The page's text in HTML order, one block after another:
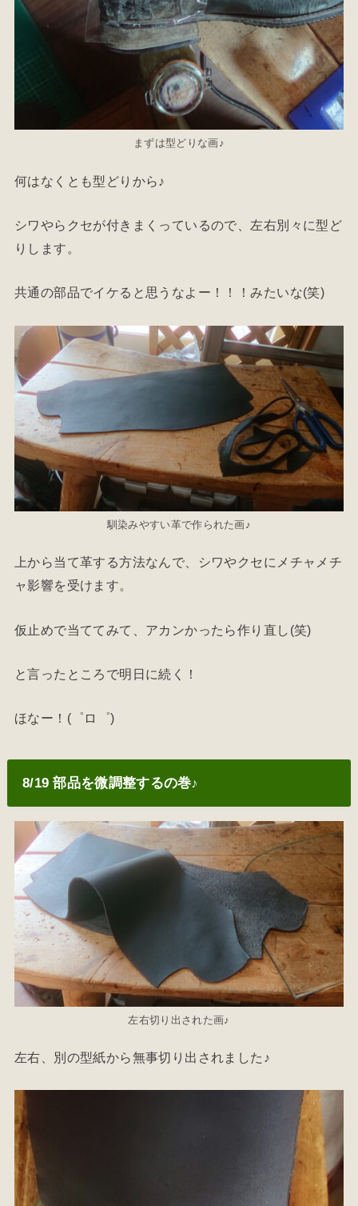
まずは型どりな画♪
何はなくとも型どりから♪
シワやらクセが付きまくっているので、左右別々に型ど
りします。
共通の部品でイケると思うなよー！！！みたいな(笑)
馴染みやすい革で作られた画♪
上から当て革する方法なんで、シワやクセにメチャメチ
ャ影響を受けます。
仮止めで当ててみて、アカンかったら作り直し(笑)
と言ったところで明日に続く！
ほなー！(゜ロ゜)
8/19 部品を微調整するの巻♪
左右切り出された画♪
左右、別の型紙から無事切り出されました♪